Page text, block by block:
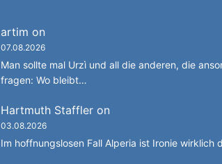
artim on
07.08.2026
Man sollte mal Urzì und all die anderen, die
fragen: Wo bleibt…
Hartmuth Staffler on
03.08.2026
Im hoffnungslosen Fall Alperia ist Ironie